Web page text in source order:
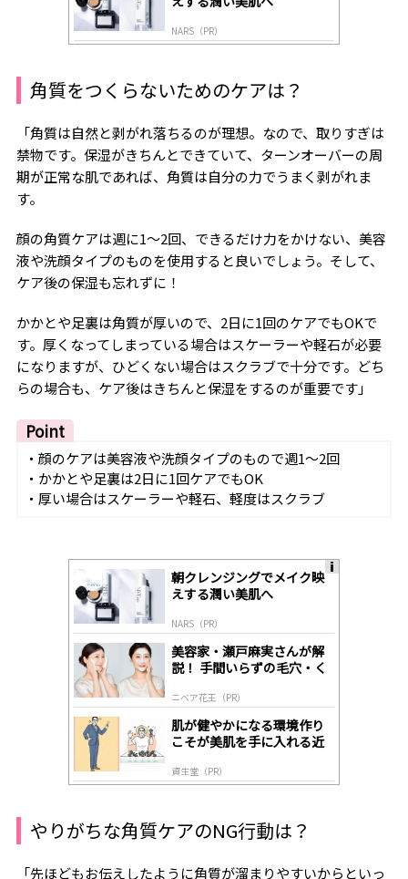
NARS（PR）
角質をつくらないためのケアは？
「角質は自然と剥がれ落ちるのが理想。なので、取りすぎは
禁物です。保湿がきちんとできていて、ターンオーバーの周
期が正常な肌であれば、角質は自分の力でうまく剥がれま
す。
顔の角質ケアは週に1〜2回、できるだけ力をかけない、美容
液や洗顔タイプのものを使用すると良いでしょう。そして、
ケア後の保湿も忘れずに！
かかとや足裏は角質が厚いので、 2日に1回のケアでもOKで
す。厚くなってしまっている場合はスケーラーや軽石が必要
になりますが、ひどくない場合はスクラブで十分です。どち
らの場合も、ケア後はきちんと保湿をするのが重要です」
Point
・顔のケアは美容液や洗顔タイプのもので週1〜2回
・かかとや足裏は2日に1回ケアでもOK
・厚い場合はスケーラーや軽石、軽度はスクラブ
朝クレンジングでメイク映
えする潤い美肌へ
NARS（PR）
美容家・瀬戸麻実さんが解
説！ 手間いらずの毛穴・く
ニベア花王（PR）
肌が健やかになる環境作り
こそが美肌を手に入れる近
資生堂（PR）
やりがちな角質ケアのNG行動は？
「先ほどもお伝えしたように角質が溜まりやすいからといっ